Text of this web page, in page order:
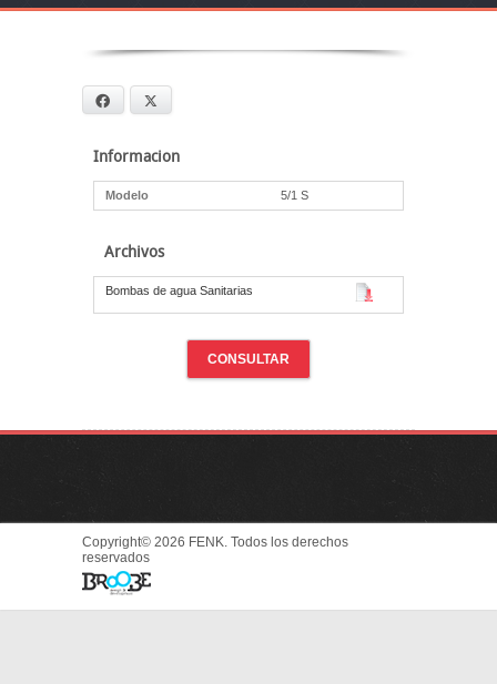
Facebook
Informacion
Modelo 5/1 S
Archivos
Bombas de agua Sanitarias
CONSULTAR
Copyright© 2026 FENK. Todos los derechos
reservados